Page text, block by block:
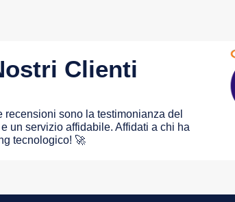
Clienti
sono la testimonianza del
un servizio affidabile. Affidati a chi ha
tecnologico! 🚀